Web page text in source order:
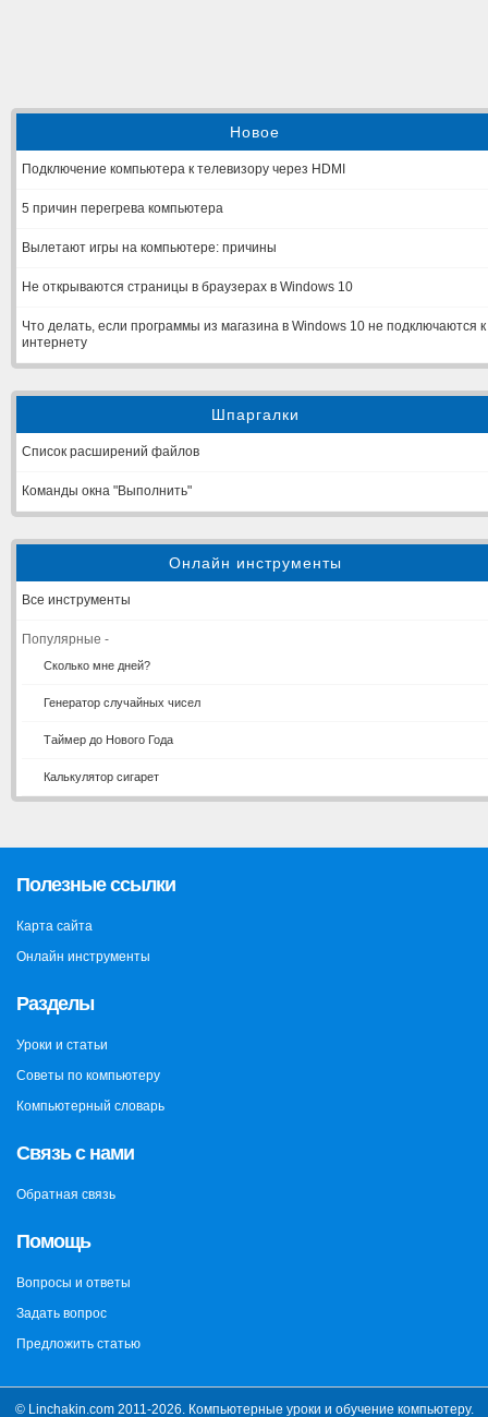
Новое
Подключение компьютера к телевизору через HDMI
5 причин перегрева компьютера
Вылетают игры на компьютере: причины
Не открываются страницы в браузерах в Windows 10
Что делать, если программы из магазина в Windows 10 не подключаются к
интернету
Шпаргалки
Список расширений файлов
Команды окна "Выполнить"
Онлайн инструменты
Все инструменты
Популярные -
Сколько мне дней?
Генератор случайных чисел
Таймер до Нового Года
Калькулятор сигарет
Полезные ссылки
Карта сайта
Онлайн инструменты
Разделы
Уроки и статьи
Советы по компьютеру
Компьютерный словарь
Связь с нами
Обратная связь
Помощь
Вопросы и ответы
Задать вопрос
Предложить статью
© Linchakin.com 2011-2026. Компьютерные уроки и обучение компьютеру.